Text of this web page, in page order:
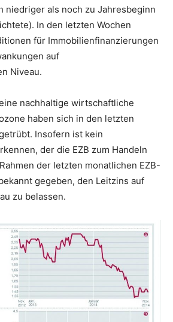
niedriger als noch zu Jahresbeginn
In den letzten Wochen
für Immobilienfinanzierungen
auf
Niveau.
nachhaltige wirtschaftliche
haben sich in den letzten
Insofern ist kein
der die EZB zum Handeln
der letzten monatlichen EZB-
gegeben, den Leitzins auf
zu belassen.